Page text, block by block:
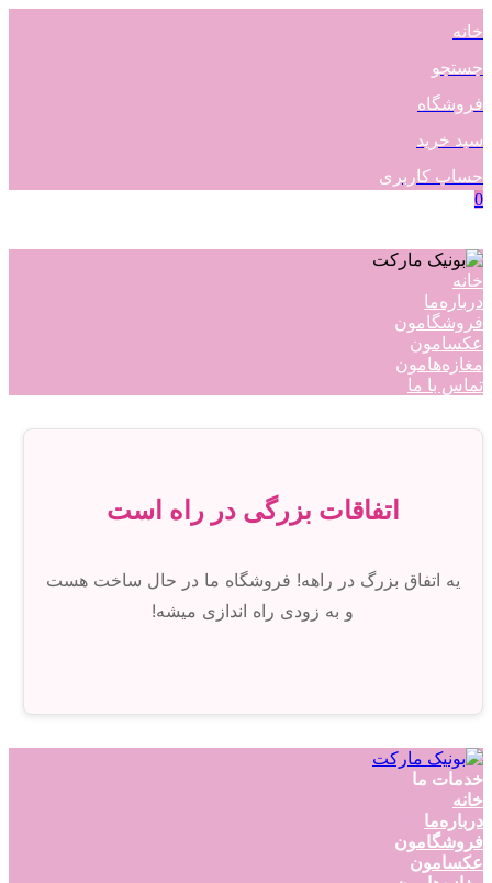
خانه
جستجو
فروشگاه
سبد خرید
حساب کاربری
0
خانه
درباره‌ما
فروشگامون
عکسامون
مغازه‌هامون
تماس با ما
اتفاقات بزرگی در راه است
یه اتفاق بزرگ در راهه! فروشگاه ما در حال ساخت هست
و به زودی راه اندازی میشه!
خدمات ما
خانه
درباره‌ما
فروشگامون
عکسامون